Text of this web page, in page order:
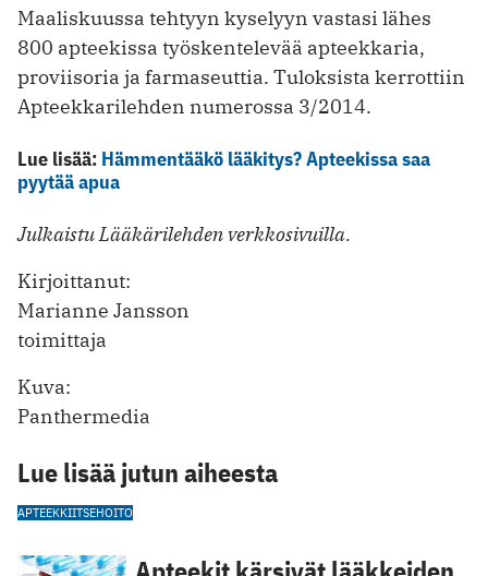
Maaliskuussa tehtyyn kyselyyn vastasi lähes
800 apteekissa työskentelevää apteekkaria,
proviisoria ja farmaseuttia. Tuloksista kerrottiin
Apteekkarilehden numerossa 3/2014.
Lue lisää: Hämmentääkö lääkitys? Apteekissa saa
pyytää apua
Julkaistu Lääkärilehden verkkosivuilla.
Kirjoittanut:
Marianne Jansson
toimittaja
Kuva:
Panthermedia
Lue lisää jutun aiheesta
APTEEKKIITSEHOITO